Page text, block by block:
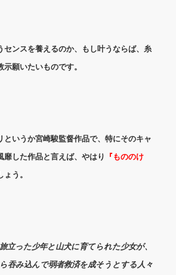
センスを養えるのか、もし叶うならば、糸
願いたいものです。
というか宮崎駿監督作品で、特にそのキャ
靡した作品と言えば、やはり 『もののけ
う。
立った少年と山犬に育てられた少女が、
吞み込んで弱者救済を成そうとする人々